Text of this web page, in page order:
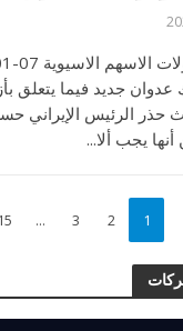
عدوان جديد فيما يتعلق
حذر الرئيس الإيراني
يجب ألا...
1
2
3
…
15